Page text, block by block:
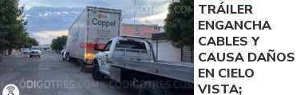
TRÁILER
ENGANCHA
CABLES Y
CAUSA DAÑOS
EN CIELO
VISTA;